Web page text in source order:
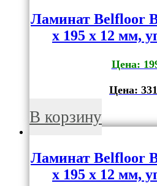
Ламинат Belfloor
x 195 x 12 мм,
Цена:
Цена:
В корзину
Ламинат Belfloor
x 195 x 12 мм,